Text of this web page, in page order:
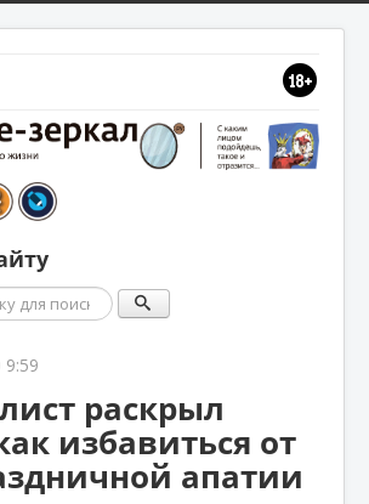
9:59
раскрыл
избавиться от
апатии